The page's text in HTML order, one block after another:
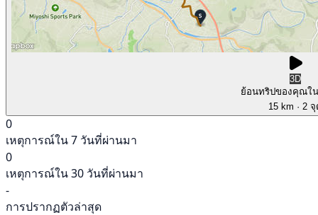
3D
ย้อนทริปของคุณใ
15 km · 2
0
เหตุการณ์ใน 7 วันที่ผ่านมา
0
เหตุการณ์ใน 30 วันที่ผ่านมา
-
การปรากฏตัวล่าสุด